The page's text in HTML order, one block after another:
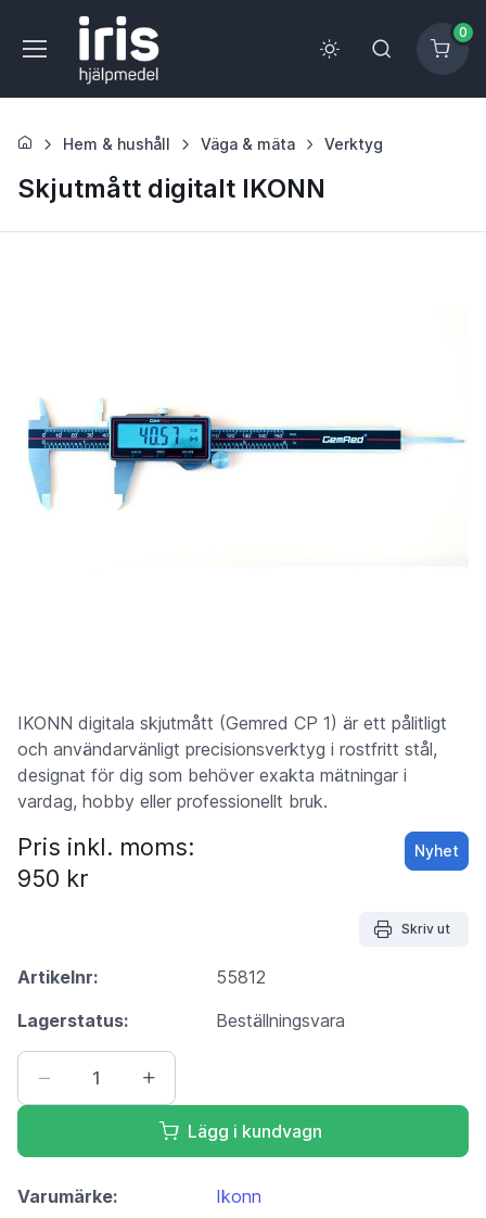
0
Hem & hushåll Väga & mäta Verktyg
Skjutmått digitalt IKONN
IKONN digitala skjutmått (Gemred CP 1) är ett pålitligt
och användarvänligt precisionsverktyg i rostfritt stål,
designat för dig som behöver exakta mätningar i
vardag, hobby eller professionellt bruk.
Nyhet
Pris inkl. moms:
950 kr
Skriv ut
Artikelnr:
55812
Lagerstatus:
Beställningsvara
Lägg i kundvagn
Varumärke:
Ikonn